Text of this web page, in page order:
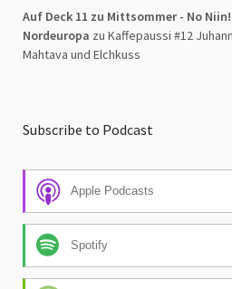
Auf Deck 11 zu Mittsommer - No
Nordeuropa zu Kaffepaussi #12
Mahtava und Elchkuss
Subscribe to Podcast
Apple Podcasts
Spotify